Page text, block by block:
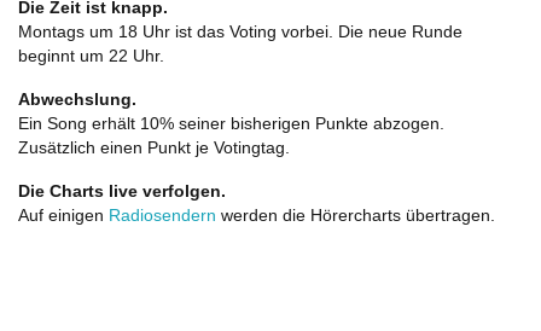
Die Zeit ist knapp.
Montags um 18 Uhr ist das Voting vorbei. Die neue Runde
beginnt um 22 Uhr.
Abwechslung.
Ein Song erhält 10% seiner bisherigen Punkte abzogen.
Zusätzlich einen Punkt je Votingtag.
Die Charts live verfolgen.
Auf einigen Radiosendern werden die Hörercharts übertragen.